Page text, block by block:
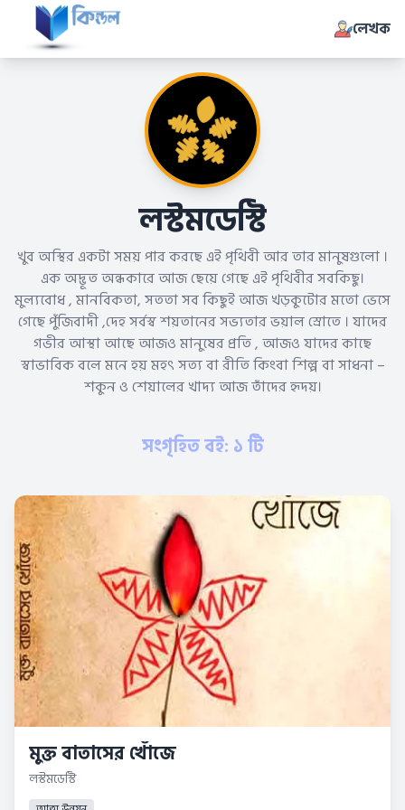
লেখক
লস্টমডেস্টি
খুব অস্থির একটা সময় পার করছে এই পৃথিবী আর তার মানুষগুলো ।
এক অদ্ভূত অন্ধকারে আজ ছেয়ে গেছে এই পৃথিবীর সবকিছু।
মুল্যবোধ , মানবিকতা, সততা সব কিছুই আজ খড়কুটোর মতো ভেসে
গেছে পুঁজিবাদী ,দেহ সর্বস্ব শয়তানের সভ্যতার ভয়াল স্রোতে । যাদের
গভীর আস্থা আছে আজও মানুষের প্রতি , আজও যাদের কাছে
স্বাভাবিক বলে মনে হয় মহৎ সত্য বা রীতি কিংবা শিল্প বা সাধনা –
শকুন ও শেয়ালের খাদ্য আজ তাঁদের হৃদয়।
সংগৃহিত বই: ১ টি
মুক্ত বাতাসের খোঁজে
লস্টমডেস্টি